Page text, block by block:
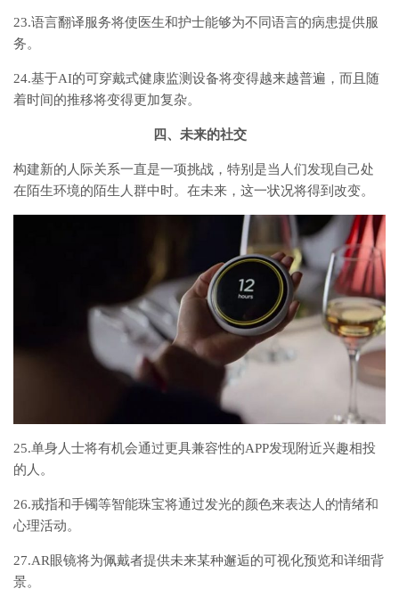
23.语言翻译服务将使医生和护士能够为不同语言的病患提供服
务。
24.基于AI的可穿戴式健康监测设备将变得越来越普遍，而且随
着时间的推移将变得更加复杂。
四、未来的社交
构建新的人际关系一直是一项挑战，特别是当人们发现自己处
在陌生环境的陌生人群中时。在未来，这一状况将得到改变。
25.单身人士将有机会通过更具兼容性的APP发现附近兴趣相投
的人。
26.戒指和手镯等智能珠宝将通过发光的颜色来表达人的情绪和
心理活动。
27.AR眼镜将为佩戴者提供未来某种邂逅的可视化预览和详细背
景。